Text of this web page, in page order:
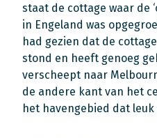
staat de cottage waar de
in Engeland was
had gezien dat de
stond en heeft genoeg
verscheept naar
de andere kant van het
het havengebied dat